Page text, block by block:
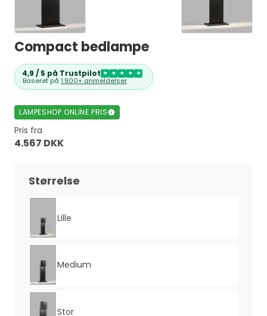
Compact bedlampe
4,9 / 5 på Trustpilot ★ ★ ★ ★ ★
Baseret på 1.900+ anmeldelser
LAMPESHOP ONLINE PRIS
Pris fra
4.567 DKK
Størrelse
Lille
Medium
Stor